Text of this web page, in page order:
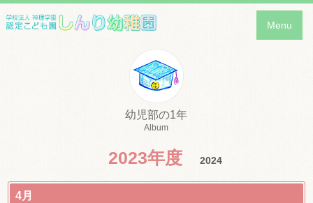
Menu
幼児部の1年
Album
2023年度 2024
4月